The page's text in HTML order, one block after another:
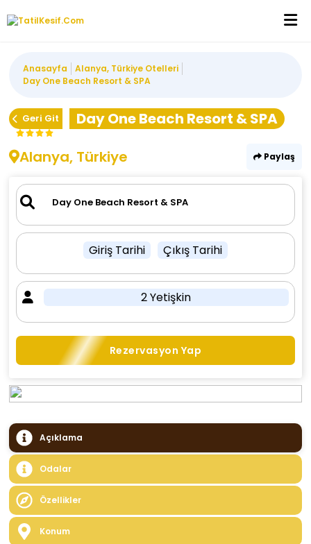
Anasayfa
Alanya, Türkiye Otelleri
Day One Beach Resort & SPA
Geri Git
Day One Beach Resort & SPA
Alanya, Türkiye
Paylaş
Giriş Tarihi Çıkış Tarihi
2 Yetişkin
Rezervasyon Yap
Açıklama
Odalar
Özellikler
Konum